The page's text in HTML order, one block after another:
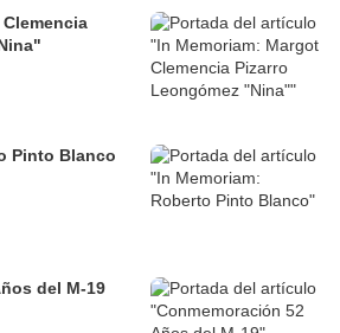
Pinto Blanco
del M-19